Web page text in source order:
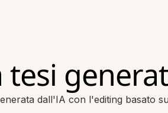
tesi
dall'IA con l'editing basato